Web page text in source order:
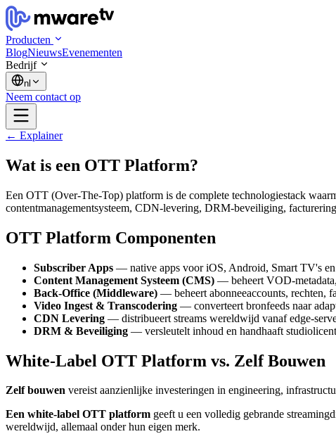
Producten
BlogNieuwsEvenementen
Bedrijf
nl
Neem contact op
← Explainer
Wat is een OTT Platform?
Een OTT (Over-The-Top) platform is de complete technologiestack
contentmanagementsysteem, CDN-levering, DRM-beveiliging,
OTT Platform Componenten
Subscriber Apps — native apps voor iOS, Android, Smart TV's
Content Management Systeem (CMS) — beheert VOD-
Back-Office (Middleware) — beheert abonneeaccounts, rechten,
Video Ingest & Transcodering — converteert bronfeeds naar
CDN Levering — distribueert streams wereldwijd vanaf edge-
DRM & Beveiliging — versleutelt inhoud en handhaaft
White-Label OTT Platform vs. Zelf Bouwen
Zelf bouwen vereist aanzienlijke investeringen in engineering,
Een white-label OTT platform geeft u een volledig gebrande
wereldwijd, allemaal onder hun eigen merk.